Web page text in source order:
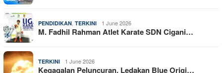
PENDIDIKAN, TERKINI 1 June 2026
M. Fadhil Rahman Atlet Karate SDN Cigani…
TERKINI 1 June 2026
Kegagalan Peluncuran, Ledakan Blue Origi…